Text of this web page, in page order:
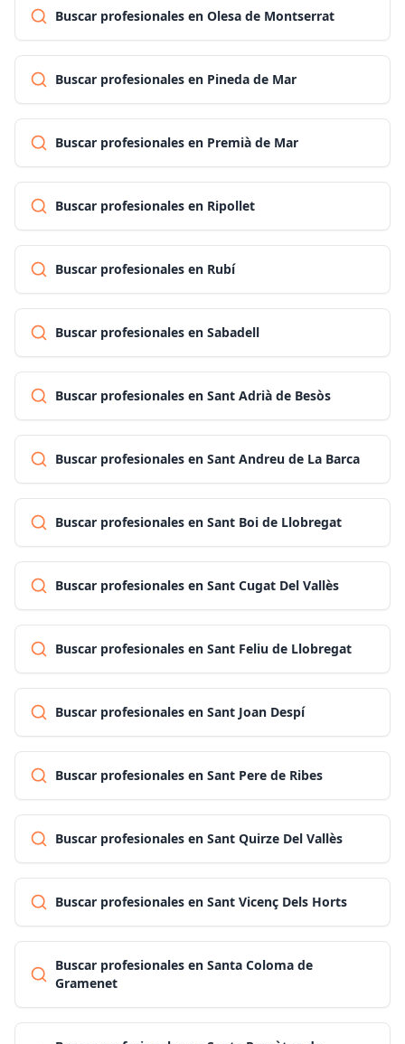
Buscar profesionales en Olesa de Montserrat
Buscar profesionales en Pineda de Mar
Buscar profesionales en Premià de Mar
Buscar profesionales en Ripollet
Buscar profesionales en Rubí
Buscar profesionales en Sabadell
Buscar profesionales en Sant Adrià de Besòs
Buscar profesionales en Sant Andreu de La Barca
Buscar profesionales en Sant Boi de Llobregat
Buscar profesionales en Sant Cugat Del Vallès
Buscar profesionales en Sant Feliu de Llobregat
Buscar profesionales en Sant Joan Despí
Buscar profesionales en Sant Pere de Ribes
Buscar profesionales en Sant Quirze Del Vallès
Buscar profesionales en Sant Vicenç Dels Horts
Buscar profesionales en Santa Coloma de
Gramenet